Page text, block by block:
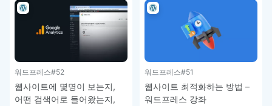
워드프레스#52
웹사이트에 몇명이 보는지,
어떤 검색어로 들어왔는지,
워드프레스#51
웹사이트 최적화하는 방법 –
워드프레스 강좌